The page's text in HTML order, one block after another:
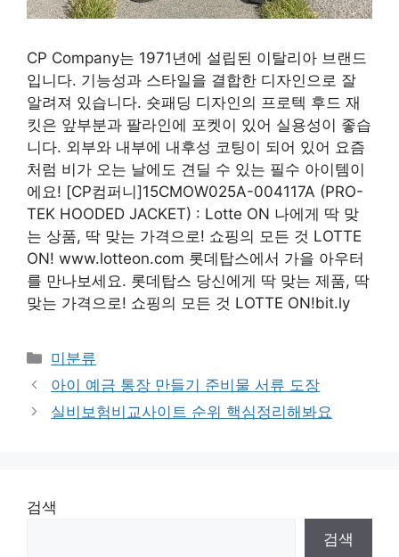
CP Company는 1971년에 설립된 이탈리아 브랜드
입니다. 기능성과 스타일을 결합한 디자인으로 잘
알려져 있습니다. 숏패딩 디자인의 프로텍 후드 재
킷은 앞부분과 팔라인에 포켓이 있어 실용성이 좋습
니다. 외부와 내부에 내후성 코팅이 되어 있어 요즘
처럼 비가 오는 날에도 견딜 수 있는 필수 아이템이
에요! [CP컴퍼니]15CMOW025A-004117A (PRO-
TEK HOODED JACKET) : Lotte ON 나에게 딱 맞
는 상품, 딱 맞는 가격으로! 쇼핑의 모든 것 LOTTE
ON! www.lotteon.com 롯데탑스에서 가을 아우터
를 만나보세요. 롯데탑스 당신에게 딱 맞는 제품, 딱
맞는 가격으로! 쇼핑의 모든 것 LOTTE ON!bit.ly
Categories
미분류
아이 예금 통장 만들기 준비물 서류 도장
실비보험비교사이트 순위 핵심정리해봐요
검색
검색